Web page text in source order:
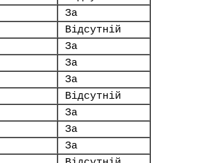
За
Відсутній
За
За
За
Відсутній
За
За
За